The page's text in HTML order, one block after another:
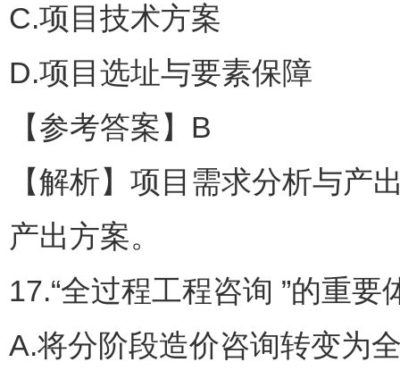
C.项目技术方案
D.项目选址与要素保障
【参考答案】B
【解析】项目需求分析与
产出方案。
17.“全过程工程咨询 ”的重
A.将分阶段造价咨询转变为